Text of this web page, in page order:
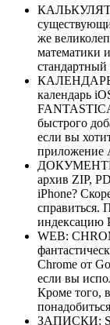
же
математики
стандартный
календарь
быстрого
если вы
приложение
ДОКУМЕНТЫ:
архив ZIP,
iPhone?
справиться.
индексацию
WEB:
Chrome от
если вы
Кроме того,
ЗАПИСКИ: